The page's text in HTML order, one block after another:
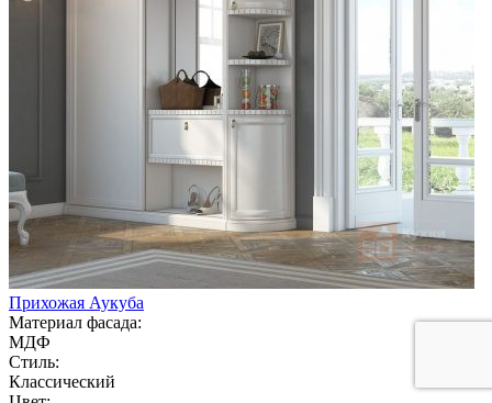
Прихожая Аукуба
Материал фасада:
МДФ
Стиль:
Классический